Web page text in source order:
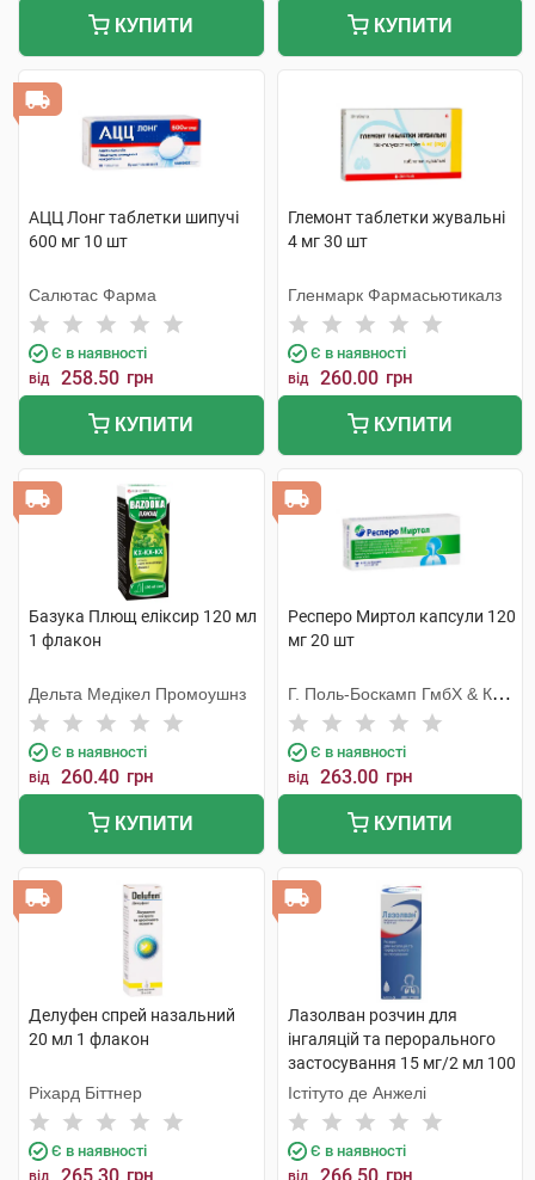
КУПИТИ КУПИТИ
АЦЦ Лонг таблетки шипучі
600 мг 10 шт
Салютас Фарма
Є в наявності
від 258.50 грн
КУПИТИ
Глемонт таблетки жувальні
4 мг 30 шт
Гленмарк Фармасьютикалз
Є в наявності
від 260.00 грн
КУПИТИ
Базука Плющ еліксир 120 мл
1 флакон
Дельта Медікел Промоушнз
Є в наявності
від 260.40 грн
КУПИТИ
Респеро Миртол капсули 120
мг 20 шт
Г. Поль-Боскамп ГмбХ & Ко.
KГ
Є в наявності
від 263.00 грн
КУПИТИ
Делуфен спрей назальний
20 мл 1 флакон
Ріхард Біттнер
Є в наявності
від грн
Лазолван розчин для
інгаляцій та перорального
застосування 15 мг/2 мл 100
мл 1 флакон
Істітуто де Анжелі
Є в наявності
від грн